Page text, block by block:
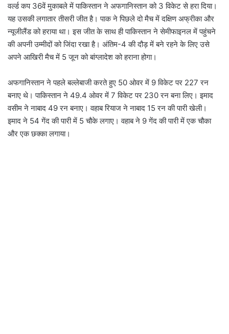
वर्ल्ड कप 36वें मुकाबले में पाकिस्तान ने अफगानिस्तान को 3 विकेट से हरा दिया।
यह उसकी लगातार तीसरी जीत है। पाक ने पिछले दो मैच में दक्षिण अफ्रीका और
न्यूजीलैंड को हराया था। इस जीत के साथ ही पाकिस्तान ने सेमीफाइनल में पहुंचने
की अपनी उम्मीदों को जिंदा रखा है। अंतिम-4 की दौड़ में बने रहने के लिए उसे
अपने आखिरी मैच में 5 जून को बांग्लादेश को हराना होगा।
अफगानिस्तान ने पहले बल्लेबाजी करते हुए 50 ओवर में 9 विकेट पर 227 रन
बनाए थे। पाकिस्तान ने 49.4 ओवर में 7 विकेट पर 230 रन बना लिए। इमाद
वसीम ने नाबाद 49 रन बनाए। वहाब रियाज ने नाबाद 15 रन की पारी खेली।
इमाद ने 54 गेंद की पारी में 5 चौके लगाए। वहाब ने 9 गेंद की पारी में एक चौका
और एक छक्का लगाया।